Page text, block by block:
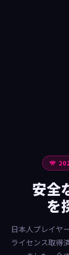
🎌
安全
を
日本人プレイヤ
ライセンス取得